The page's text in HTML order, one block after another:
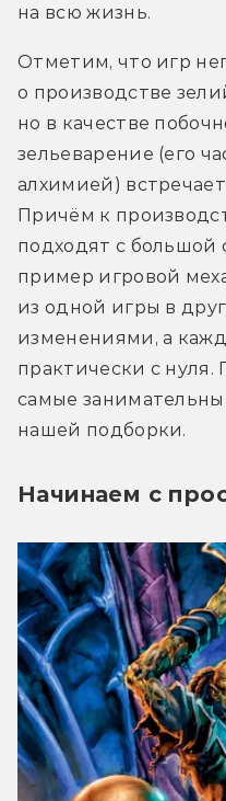
на всю жизнь.
Отметим, что игр
о производстве
но в качестве
зельеварение (его
алхимией)
Причём к
подходят с
пример игровой
из одной игры в
изменениями, а
практически с
самые
нашей подборки.
Начинаем с